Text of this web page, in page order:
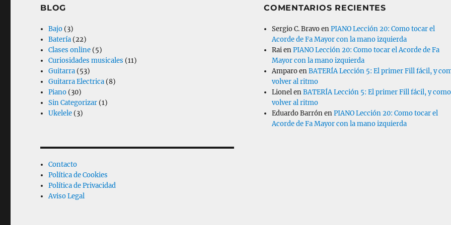
BLOG
Bajo (3)
Batería (22)
Clases online (5)
Curiosidades musicales (11)
Guitarra (53)
Guitarra Electrica (8)
Piano (30)
Sin Categorizar (1)
Ukelele (3)
Contacto
Política de Cookies
Política de Privacidad
Aviso Legal
COMENTARIOS RECIENTES
Sergio C. BravoenPIANO Lección 20: Como tocar el
Acorde de Fa Mayor con la mano izquierda
RaienPIANO Lección 20: Como tocar el Acorde de Fa
Mayor con la mano izquierda
AmparoenBATERÍA Lección 5: El primer Fill fácil, y
volver al ritmo
LionelenBATERÍA Lección 5: El primer Fill fácil, y como
volver al ritmo
Eduardo BarrónenPIANO Lección 20: Como tocar el
Acorde de Fa Mayor con la mano izquierda